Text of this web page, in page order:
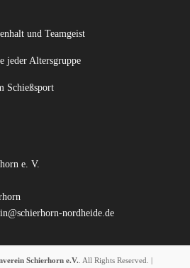
und Teamgeist
jeder Altersgruppe
Schießsport
e. V.
nordheide.de
Schierhorn e.V. . All Rights Reserved. |